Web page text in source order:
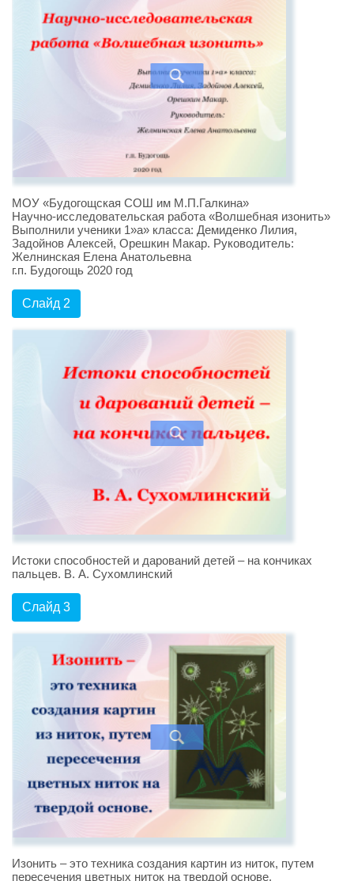
МОУ «Будогощская СОШ им М.П.Галкина»
Научно-исследовательская работа «Волшебная изонить»
Выполнили ученики 1»а» класса: Демиденко Лилия,
Задойнов Алексей, Орешкин Макар. Руководитель:
Желнинская Елена Анатольевна
г.п. Будогощь 2020 год
Слайд 2
Истоки способностей и дарований детей – на кончиках
пальцев. В. А. Сухомлинский
Слайд 3
Изонить – это техника создания картин из ниток, путем
пересечения цветных ниток на твердой основе.